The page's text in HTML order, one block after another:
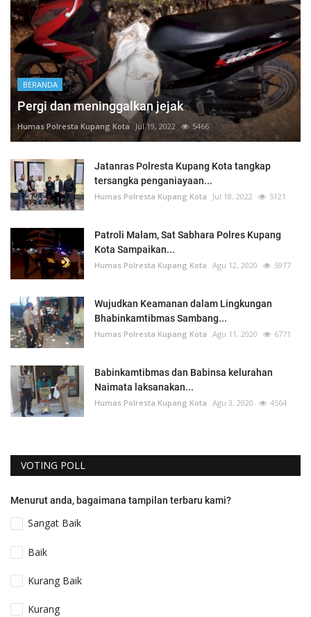
BERANDA
Pergi dan meninggalkan jejak
Humas Polresta Kupang Kota Jul 19, 2022 5466
Jatanras Polresta Kupang Kota tangkap
tersangka penganiayaan...
Humas Polresta Kupang Kota Jul 18, 2022 5121
Patroli Malam, Sat Sabhara Polres Kupang
Kota Sampaikan...
Humas Polresta Kupang Kota Agu 12, 2020 5977
Wujudkan Keamanan dalam Lingkungan
Bhabinkamtibmas Sambang...
Humas Polresta Kupang Kota Agu 11, 2020 6771
Babinkamtibmas dan Babinsa kelurahan
Naimata laksanakan...
Humas Polresta Kupang Kota Agu 3, 2020 4564
VOTING POLL
Menurut anda, bagaimana tampilan terbaru kami?
Sangat Baik
Baik
Kurang Baik
Kurang